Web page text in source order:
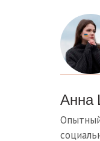
Анна